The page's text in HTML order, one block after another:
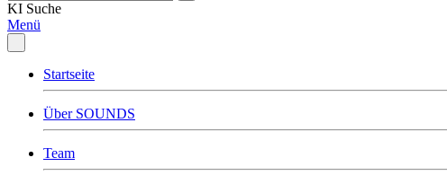
KI Suche
Menü
Startseite
Über SOUNDS
Team